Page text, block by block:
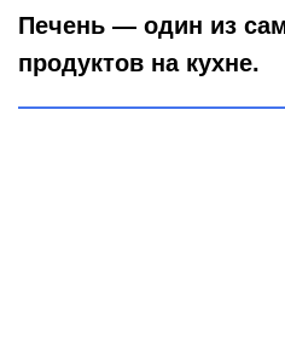
Печень — один из
продуктов на кухне.